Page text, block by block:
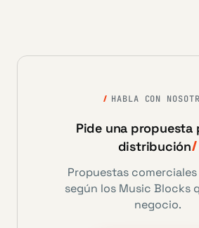
HABLA CON
Pide una propuesta
distribución
Propuestas
según los Music Blocks
negocio.